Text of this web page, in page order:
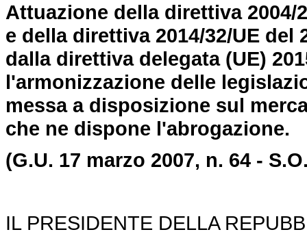
Attuazione della direttiva
e della direttiva 2014/32/UE
dalla direttiva delegata (UE)
l'armonizzazione delle
messa a disposizione sul
che ne dispone l'abrogazione.
(G.U. 17 marzo 2007, n. 64 -
IL PRESIDENTE DELLA